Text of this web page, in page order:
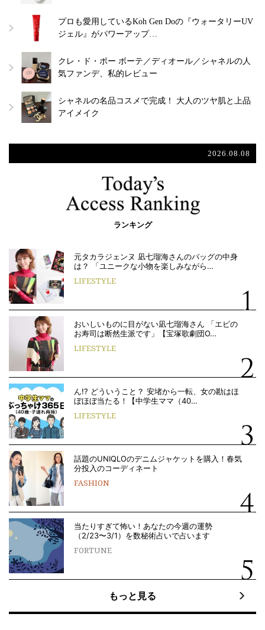
プロも愛用しているKoh Gen Doの『ウォータリーUV
ジェル』がパワーアップ…
クレ・ド・ポー ボーテ／ディオール／シャネルの人
気ファンデ、私的レビュー
シャネルの名品コスメで完成！ 大人のツヤ肌と上品
アイメイク
2026.08.08
ランキング
元タカラジェンヌ 凪七瑠海さんのバッグの中身
は？ 「ユニークな小物を楽しみながら…
LIFESTYLE
おいしいものに目がない凪七瑠海さん 「エビの
お寿司は断然生派です」【宝塚歌劇団O…
LIFESTYLE
ん!? どういうこと？ 安堵から一転、女の勘はほ
ぼほぼ当たる！【中学生ママ（40…
LIFESTYLE
話題のUNIQLOのデニムジャケットを購入！春気
分投入のコーディネート
FASHION
当たりすぎて怖い！あなたの今週の運勢
（2/23〜3/1）を数秘術占いで占います
FORTUNE
もっと見る